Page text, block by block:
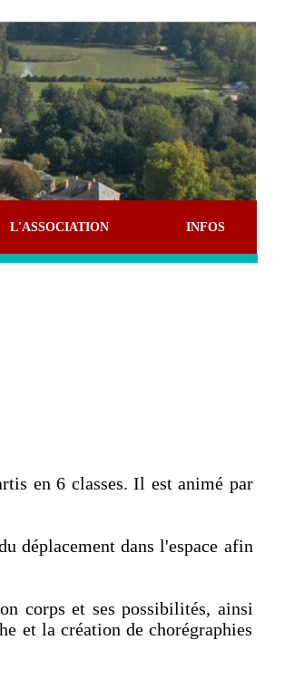
en 6 classes. Il est animé par
déplacement dans l'espace afin
corps et ses possibilités, ainsi
et la création de chorégraphies
L'ASSOCIATION INFOS